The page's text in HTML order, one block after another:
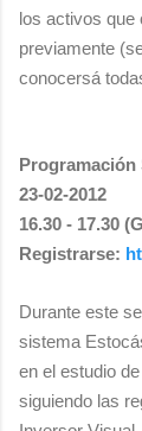
los activos que
previamente
conocersá
Programación
23-02-2012
16.30 - 17.30
Registrarse:
Durante este
sistema
en el estudio
siguiendo las